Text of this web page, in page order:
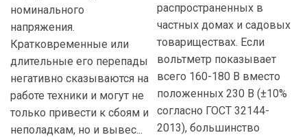
номинального
напряжения.
Кратковременные или
длительные его перепады
негативно сказываются на
работе техники и могут не
только привести к сбоям и
неполадкам, но и вывес...
распространенных в
частных домах и садовых
товариществах. Если
вольтметр показывает
всего 160-180 В вместо
положенных 230 В (±10%
согласно ГОСТ 32144-
2013), большинство